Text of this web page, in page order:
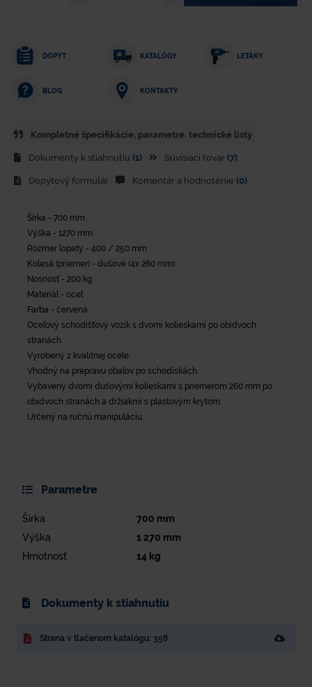
DOPYT KATALÓGY LETÁKY
BLOG KONTAKTY
Kompletné špecifikácie, parametre. technické listy
Dokumenty k stiahnutiu (1) Súvisiaci tovar (7)
Dopytový formulár Komentár a hodnotenie (0)
Šírka - 700 mm
Výška - 1270 mm
Rozmer lopaty - 400 / 250 mm
Kolesá (priemer) - dušové (4x 260 mm)
Nosnosť - 200 kg
Materiál - oceľ
Farba - červená
Oceľový schodišťový vozík s dvomi kolieskami po obidvoch
stranách.
Vyrobený z kvalitnej ocele.
Vhodný na prepravu obalov po schodiskách.
Vybavený dvomi dušovými kolieskami s priemerom 260 mm po
obidvoch stranách a držiakmi s plastovým krytom.
Určený na ručnú manipuláciu.
Parametre
Šírka 700 mm
Výška
1 270 mm
Hmotnosť
14kg
Dokumenty k stiahnutiu
Strana v tlačenom katalógu: 358